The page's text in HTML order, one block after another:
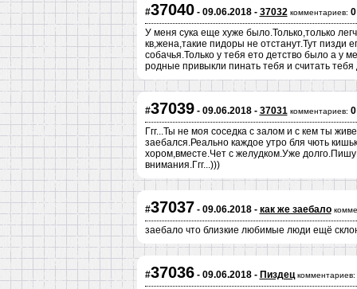
#37040- 09.06.2018 - 37032 комментариев: 0
У меня сука еще хуже было.Только,только
кв,жена,такие пидоры не отстанут.Тут пизди
собачья.Только у тебя ето детство было а у
родные привыкли пинать тебя и считать
#37039- 09.06.2018 - 37031 комментариев: 0
Ггг...Ты не моя соседка с залом и с кем ты
заебался.Реально каждое утро бля чють
хором,вместе.Чет с желудком.Уже
внимания.Ггг...)))
#37037 - 09.06.2018 - как же заебало
заебало что близкие любимые люди ещё
#37036- 09.06.2018 - Пиздец комментариев: